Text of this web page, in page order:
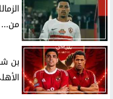
من...
بن